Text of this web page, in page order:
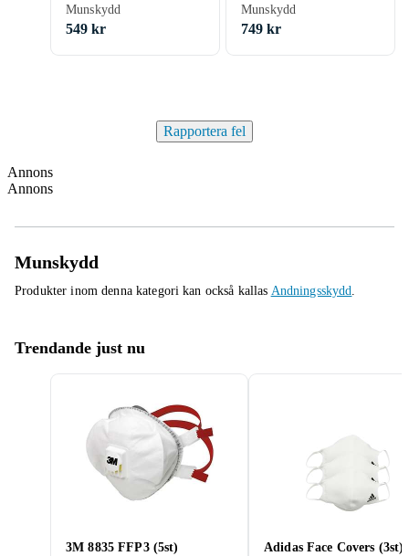
Munskydd
549 kr
Munskydd
749 kr
Rapportera fel
Annons
Annons
Munskydd
Produkter inom denna kategori kan också kallas Andningsskydd.
Trendande just nu
3M 8835 FFP3 (5st) Adidas Face Covers (3st)